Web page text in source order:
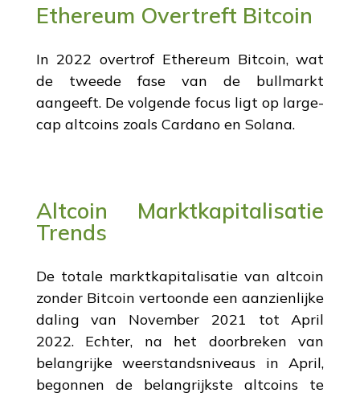
Ethereum Overtreft Bitcoin
In 2022 overtrof Ethereum Bitcoin, wat
de tweede fase van de bullmarkt
aangeeft. De volgende focus ligt op large-
cap altcoins zoals Cardano en Solana.
Altcoin Marktkapitalisatie
Trends
De totale marktkapitalisatie van altcoin
zonder Bitcoin vertoonde een aanzienlijke
daling van November 2021 tot April
2022. Echter, na het doorbreken van
belangrijke weerstandsniveaus in April,
begonnen de belangrijkste altcoins te